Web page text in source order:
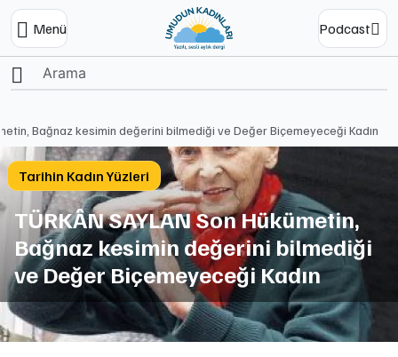
Menü Podcast
Ana SayfaBağnaz kesimin değerini bilmediği ve Değer Biçemeyeceği Kadın
Tarihin Kadın Yüzleri
TÜRKÂN SAYLAN Son Hükümetin,
Bağnaz kesimin değerini bilmediği
ve Değer Biçemeyeceği Kadın